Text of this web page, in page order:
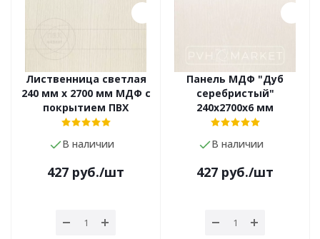
Лиственница светлая
240 мм х 2700 мм МДФ с
покрытием ПВХ
В наличии
427 руб./шт
Панель МДФ "Дуб
серебристый"
240х2700х6 мм
В наличии
427 руб./шт